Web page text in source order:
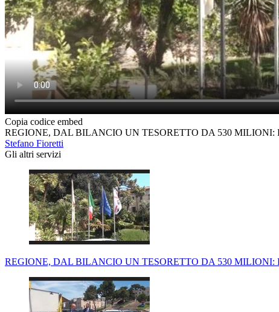
Copia codice embed
REGIONE, DAL BILANCIO UN TESORETTO DA 530
Stefano Fioretti
Gli altri servizi
REGIONE, DAL BILANCIO UN TESORETTO DA 530